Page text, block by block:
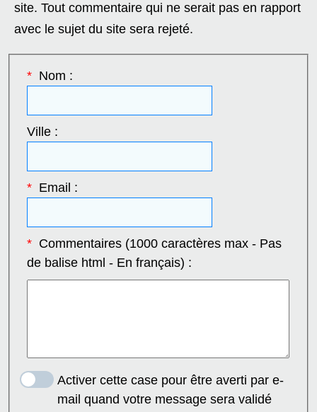
site. Tout commentaire qui ne serait pas en rapport
avec le sujet du site sera rejeté.
*Nom :
Ville :
*Email :
*Commentaires (1000 caractères max - Pas
de balise html - En français) :
Activer cette case pour être averti par e-
mail quand votre message sera validé